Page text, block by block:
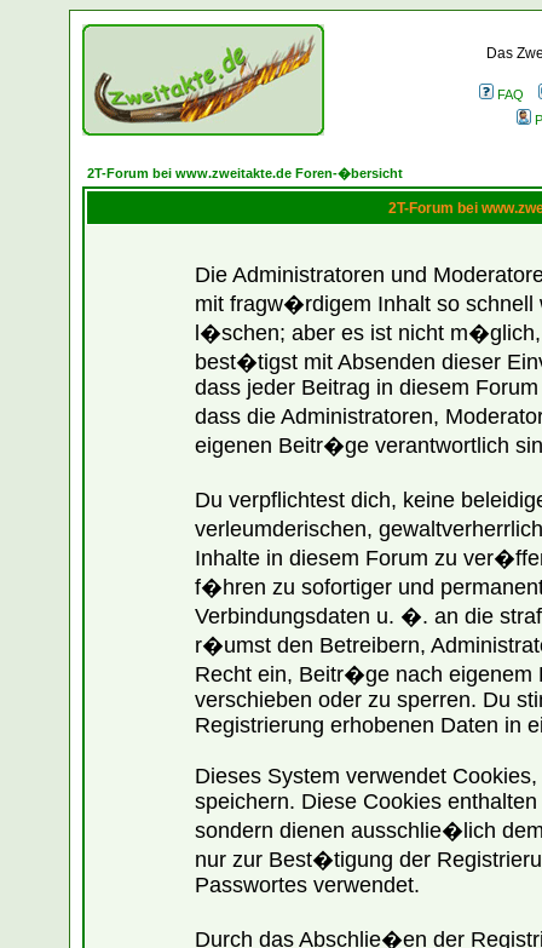
Das
FAQ
2T-Forum bei www.zweitakte.de Foren-�bersicht
2T-Forum bei
Die Administratoren und
mit fragw�rdigem Inhalt so
l�schen; aber es ist nicht
best�tigst mit Absenden dieser
dass jeder Beitrag in diesem
dass die Administratoren,
eigenen Beitr�ge verantwortlich
Du verpflichtest dich, keine
verleumderischen,
Inhalte in diesem Forum zu
f�hren zu sofortiger und
Verbindungsdaten u. �. an die
r�umst den Betreibern,
Recht ein, Beitr�ge nach eigenem
verschieben oder zu sperren. Du
Registrierung erhobenen Daten in
Dieses System verwendet
speichern. Diese Cookies
sondern dienen ausschlie�lich
nur zur Best�tigung der
Passwortes verwendet.
Durch das Abschlie�en der